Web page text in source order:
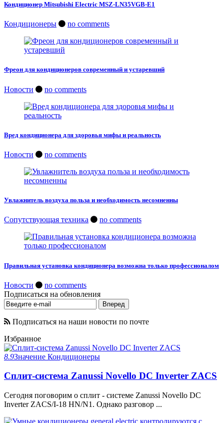
Кондиционер Mitsubishi Electric MSZ-LN35VGB-E1
Кондиционеры no comments
Фреон для кондиционеров современный и устаревший
Новости no comments
Вред кондиционера для здоровья мифы и реальность
Новости no comments
Увлажнитель воздуха польза и необходимость несомненны
Сопутствующая техника no comments
Правильная установка кондиционера возможна только профессионалом
Новости
no comments
Подписаться на обновления
Подписаться на наши новости по почте
Избранное
8.9Значение Кондиционеры
Сплит-система Zanussi Novello DC Inverter ZACS
Сегодня поговорим о сплит - системе Zanussi Novello DC
Inverter ZACS/I-18 HN/N1. Однако разговор ...